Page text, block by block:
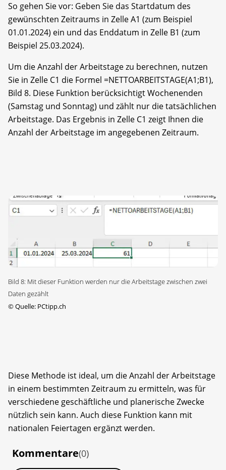
So gehen Sie vor: Geben Sie das Startdatum des
gewünschten Zeitraums in Zelle A1 (zum Beispiel
01.01.2024) ein und das Enddatum in Zelle B1 (zum
Beispiel 25.03.2024).
Um die Anzahl der Arbeitstage zu berechnen, nutzen
Sie in Zelle C1 die Formel =NETTOARBEITSTAGE(A1;B1),
Bild 8. Diese Funktion berücksichtigt Wochenenden
(Samstag und Sonntag) und zählt nur die tatsächlichen
Arbeitstage. Das Ergebnis in Zelle C1 zeigt Ihnen die
Anzahl der Arbeitstage im angegebenen Zeitraum.
Bild 8: Mit dieser Funktion werden nur die Arbeitstage zwischen zwei
Daten gezählt
©Quelle: PCtipp.ch
Diese Methode ist ideal, um die Anzahl der Arbeitstage
in einem bestimmten Zeitraum zu ermitteln, was für
verschiedene geschäftliche und planerische Zwecke
nützlich sein kann. Auch diese Funktion kann mit
nationalen Feiertagen ergänzt werden.
Kommentare(0)